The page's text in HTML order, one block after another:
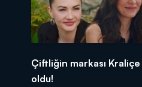
Çiftliğin markası Kraliçe
oldu!